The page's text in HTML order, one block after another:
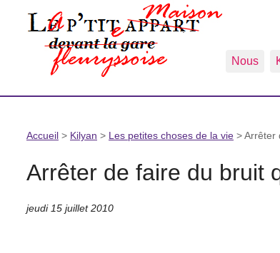
Nous
Accueil > Kilyan > Les petites choses de la vie >Arrêter
Arrêter de faire du bruit
jeudi 15 juillet 2010